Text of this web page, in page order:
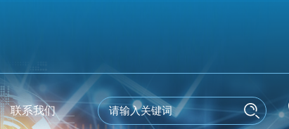
联系我们